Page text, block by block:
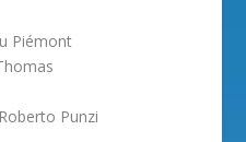
Piémont
Punzi